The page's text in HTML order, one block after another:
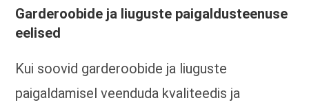
Garderoobide ja liuguste paigaldusteenuse
eelised
Kui soovid garderoobide ja liuguste
paigaldamisel veenduda kvaliteedis ja